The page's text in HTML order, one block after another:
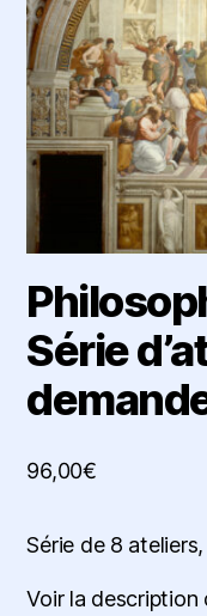
Série
96,00€
Série de 8
Voir la description